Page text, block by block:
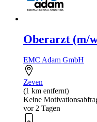
Oberarzt (m/
EMC Adam GmbH
Zeven
(1 km entfernt)
Keine
vor 2 Tagen